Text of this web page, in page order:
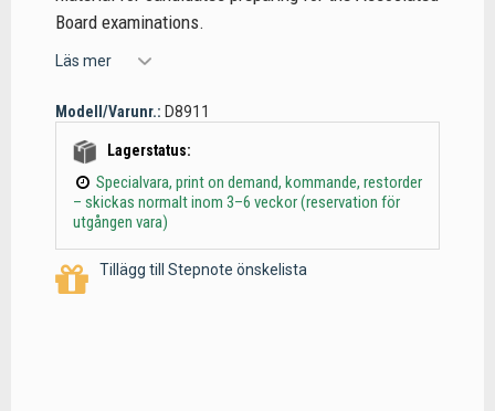
Board examinations.
Läs mer
Modell/Varunr.: D8911
Lagerstatus:
Specialvara, print on demand, kommande, restorder
– skickas normalt inom 3–6 veckor (reservation för
utgången vara)
Tillägg till Stepnote önskelista